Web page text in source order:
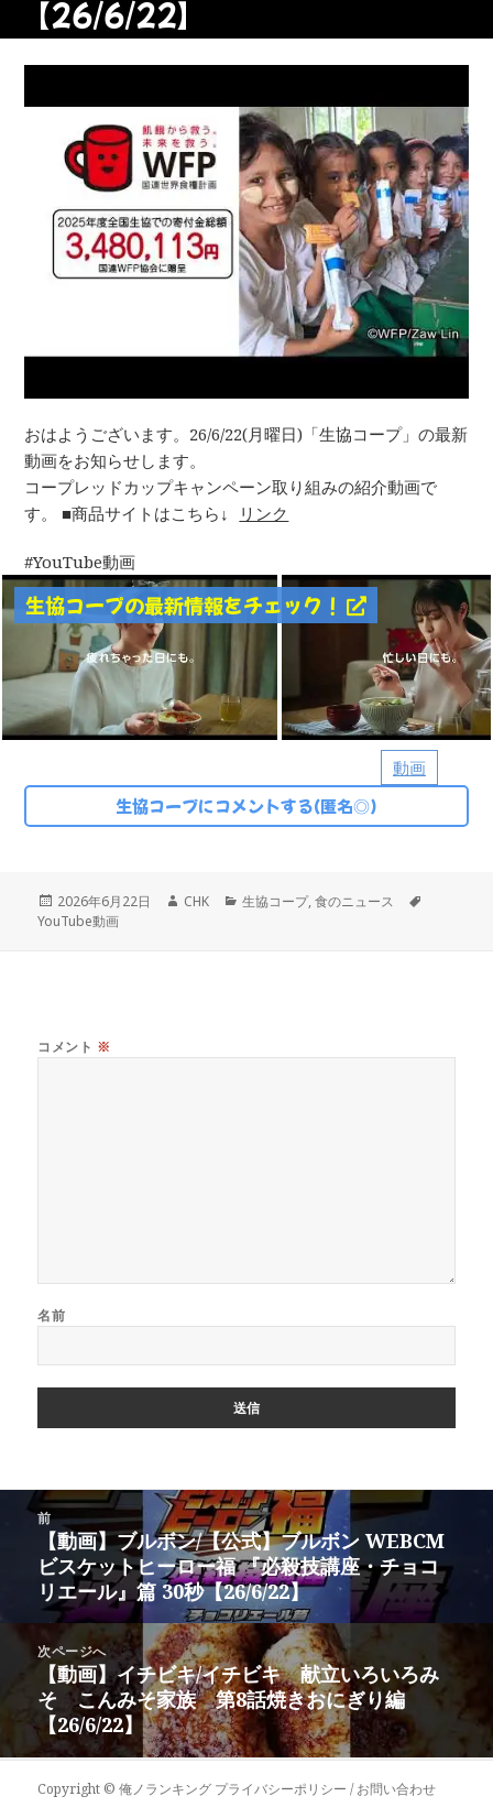
【26/6/22】
おはようございます。26/6/22(月曜日)「生協コープ」の最新
動画をお知らせします。
コープレッドカップキャンペーン取り組みの紹介動画で
す。 ■商品サイトはこちら↓
リンク
動画
YouTube動画
生協コープの最新情報をチェック！
生協コープにコメントする(匿名◎)
投
稿
2026年6月22日
作
CHK
カ
生協コープ,食のニュース
YouTube動画
コメント ※
名前
前
前
の
投
稿:
【動画】ブルボン/【公式】ブルボン WEBCM
ビスケットヒーロー福 『必殺技講座・チョコ
リエール』篇 30秒【26/6/22】
次ページへ
次
の
投
稿:
【動画】イチビキ/イチビキ 献立いろいろみ
そ こんみそ家族 第8話焼きおにぎり編
【26/6/22】
Copyright ©俺ノランキング プライバシーポリシー / お問い合わせ